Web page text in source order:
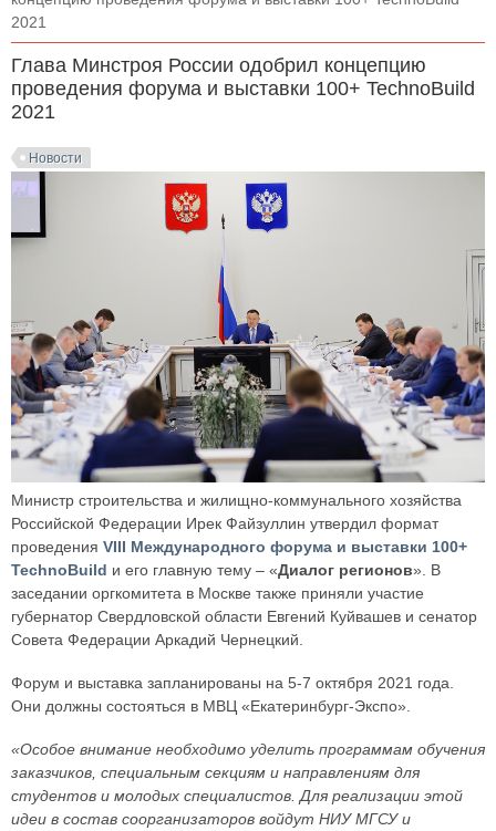
2021
Глава Минстроя России одобрил концепцию
проведения форума и выставки 100+ TechnoBuild
2021
Новости
Министр строительства и жилищно-коммунального хозяйства
Российской Федерации Ирек Файзуллин утвердил формат
проведения VIII Международного форума и выставки 100+
TechnoBuild и его главную тему – «Диалог регионов». В
заседании оргкомитета в Москве также приняли участие
губернатор Свердловской области Евгений Куйвашев и сенатор
Совета Федерации Аркадий Чернецкий.
Форум и выставка запланированы на 5-7 октября 2021 года.
Они должны состояться в МВЦ «Екатеринбург-Экспо».
«Особое внимание необходимо уделить программам обучения
заказчиков, специальным секциям и направлениям для
студентов и молодых специалистов. Для реализации этой
идеи в состав соорганизаторов войдут НИУ МГСУ и